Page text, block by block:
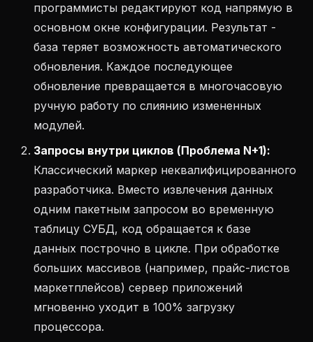
программисты редактируют код напрямую в
основном окне конфигурации. Результат -
база теряет возможность автоматического
обновления. Каждое последующее
обновление превращается в многочасовую
ручную работу по слиянию измененных
модулей.
Запросы внутри циклов (Проблема N+1):
Классический маркер неквалифицированного
разработчика. Вместо извлечения данных
одним пакетным запросом во временную
таблицу СУБД, код обращается к базе
данных построчно в цикле. При обработке
больших массивов (например, прайс-листов
маркетплейсов) сервер приложений
мгновенно уходит в 100% загрузку
процессора.